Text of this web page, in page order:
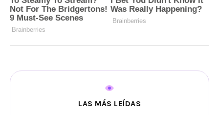
LAS MÁS LEÍDAS